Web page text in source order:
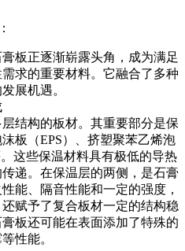
板正逐渐崭露头角，成为满足
求的重要材料。它融合了多种
展机遇。
结构的板材。其重要部分是保
板（EPS）、挤塑聚苯乙烯泡
这些保温材料具有极低的导热
递。在保温层的两侧，是石膏
能、隔音性能和一定的强度，
赋予了复合板材一定的结构稳
板还可能在表面添加了特殊的
性能。